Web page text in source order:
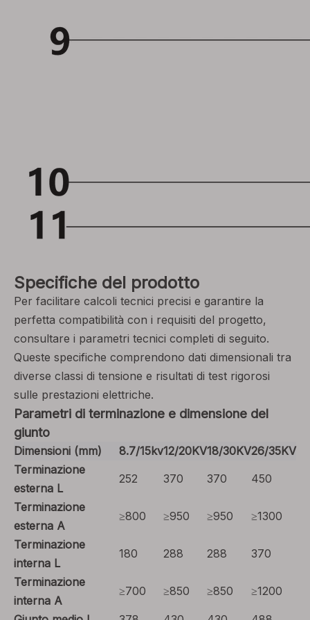
Specifiche del prodotto
Per facilitare calcoli tecnici precisi e garantire la
perfetta compatibilità con i requisiti del progetto,
consultare i parametri tecnici completi di seguito.
Queste specifiche comprendono dati dimensionali tra
diverse classi di tensione e risultati di test rigorosi
sulle prestazioni elettriche.
Parametri di terminazione e dimensione del
giunto
Dimensioni (mm) 8.7/15kv12/20KV18/30KV26/35KV
Terminazione
esterna L
252 370 370 450
Terminazione
esterna A
≥800 ≥950 ≥950 ≥1300
Terminazione
interna L
180 288 288 370
Terminazione
interna A
≥700 ≥850 ≥850 ≥1200